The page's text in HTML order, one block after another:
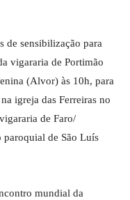
de sensibilização para
vigararia de Portimão
(Alvor) às 10h, para
igreja das Ferreiras no
de Faro/
paroquial de São Luís
mundial da